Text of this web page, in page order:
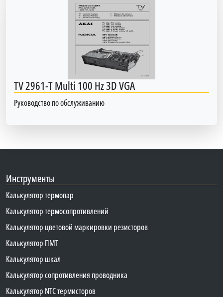
TV 2961-T Multi 100 Hz 3D VGA
Руководство по обслуживанию
Инструменты
Калькулятор термопар
Калькулятор термосопротивлений
Калькулятор цветовой маркировки резисторов
Калькулятор ПМТ
Калькулятор шкал
Калькулятор сопротивления проводника
Калькулятор NTC термисторов